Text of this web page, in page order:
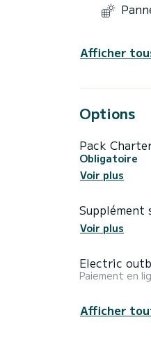
Afficher
Options
Pack
Obligatoire
Voir plus
Supplément
Voir plus
Electric
Paiement en
Afficher